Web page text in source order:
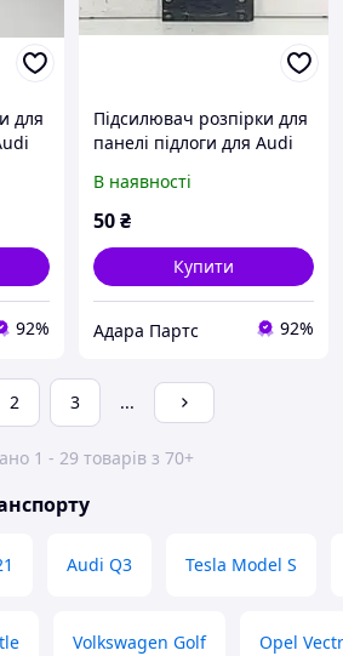
для
92%
Підсилювач розпірки для
панелі підлоги для Audi
(8W0803183A)
В наявності
50₴
Купити
Адара Партс 92%
2 3 ...
1 - 29 товарів з 70+
Audi Q3 Tesla Model S
Volkswagen Golf Opel